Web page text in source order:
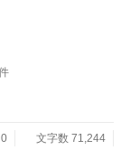
文字数 71,244